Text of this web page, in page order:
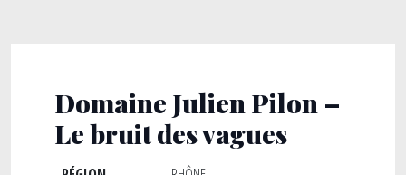
Domaine Julien Pilon –
Le bruit des vagues